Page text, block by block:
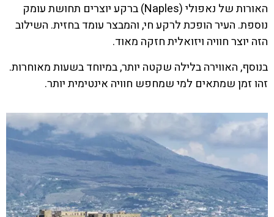
האורות של נאפולי (Naples) ברקע יוצרים תחושת עומק
נוספת. העיר הופכת לרקע חי, והמבצר עומד בחזית. השילוב
הזה יוצר חוויה ויזואלית חזקה מאוד.
בנוסף, האווירה בלילה שקטה יותר, במיוחד בשעות מאוחרות.
זהו זמן שמתאים למי שמחפש חוויה אינטימית יותר.